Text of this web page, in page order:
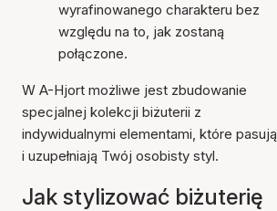
wyrafinowanego charakteru bez
względu na to, jak zostaną
połączone.
W A-Hjort możliwe jest zbudowanie
specjalnej kolekcji biżuterii z
indywidualnymi elementami, które pasują
i uzupełniają Twój osobisty styl.
Jak stylizować biżuterię